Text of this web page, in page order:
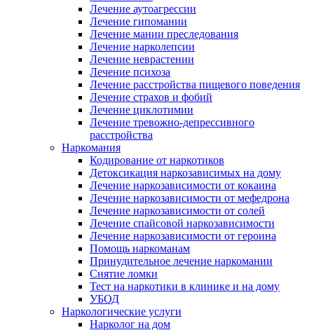
Лечение аутоагрессии
Лечение гипомании
Лечение мании преследования
Лечение нарколепсии
Лечение неврастении
Лечение психоза
Лечение расстройства пищевого поведения
Лечение страхов и фобий
Лечение циклотимии
Лечение тревожно-депрессивного
расстройства
Наркомания
Кодирование от наркотиков
Детоксикация наркозависимых на дому
Лечение наркозависимости от кокаина
Лечение наркозависимости от мефедрона
Лечение наркозависимости от солей
Лечение спайсовой наркозависимости
Лечение наркозависимости от героина
Помощь наркоманам
Принудительное лечение наркомании
Снятие ломки
Тест на наркотики в клинике и на дому
УБОД
Наркологические услуги
Нарколог на дом